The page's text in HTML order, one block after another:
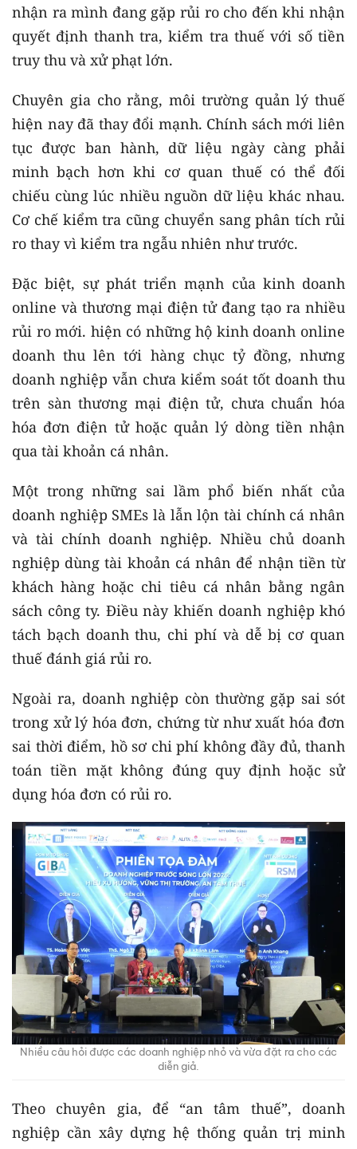
nhận ra mình đang gặp rủi ro cho đến khi nhận
quyết định thanh tra, kiểm tra thuế với số tiền
truy thu và xử phạt lớn.
Chuyên gia cho rằng, môi trường quản lý thuế
hiện nay đã thay đổi mạnh. Chính sách mới liên
tục được ban hành, dữ liệu ngày càng phải
minh bạch hơn khi cơ quan thuế có thể đối
chiếu cùng lúc nhiều nguồn dữ liệu khác nhau.
Cơ chế kiểm tra cũng chuyển sang phân tích rủi
ro thay vì kiểm tra ngẫu nhiên như trước.
Đặc biệt, sự phát triển mạnh của kinh doanh
online và thương mại điện tử đang tạo ra nhiều
rủi ro mới. hiện có những hộ kinh doanh online
doanh thu lên tới hàng chục tỷ đồng, nhưng
doanh nghiệp vẫn chưa kiểm soát tốt doanh thu
trên sàn thương mại điện tử, chưa chuẩn hóa
hóa đơn điện tử hoặc quản lý dòng tiền nhận
qua tài khoản cá nhân.
Một trong những sai lầm phổ biến nhất của
doanh nghiệp SMEs là lẫn lộn tài chính cá nhân
và tài chính doanh nghiệp. Nhiều chủ doanh
nghiệp dùng tài khoản cá nhân để nhận tiền từ
khách hàng hoặc chi tiêu cá nhân bằng ngân
sách công ty. Điều này khiến doanh nghiệp khó
tách bạch doanh thu, chi phí và dễ bị cơ quan
thuế đánh giá rủi ro.
Ngoài ra, doanh nghiệp còn thường gặp sai sót
trong xử lý hóa đơn, chứng từ như xuất hóa đơn
sai thời điểm, hồ sơ chi phí không đầy đủ, thanh
toán tiền mặt không đúng quy định hoặc sử
dụng hóa đơn có rủi ro.
Nhiều câu hỏi được các doanh nghiệp nhỏ và vừa đặt ra cho các
diễn giả.
Theo chuyên gia, để “an tâm thuế”, doanh
nghiệp cần xây dựng hệ thống quản trị minh